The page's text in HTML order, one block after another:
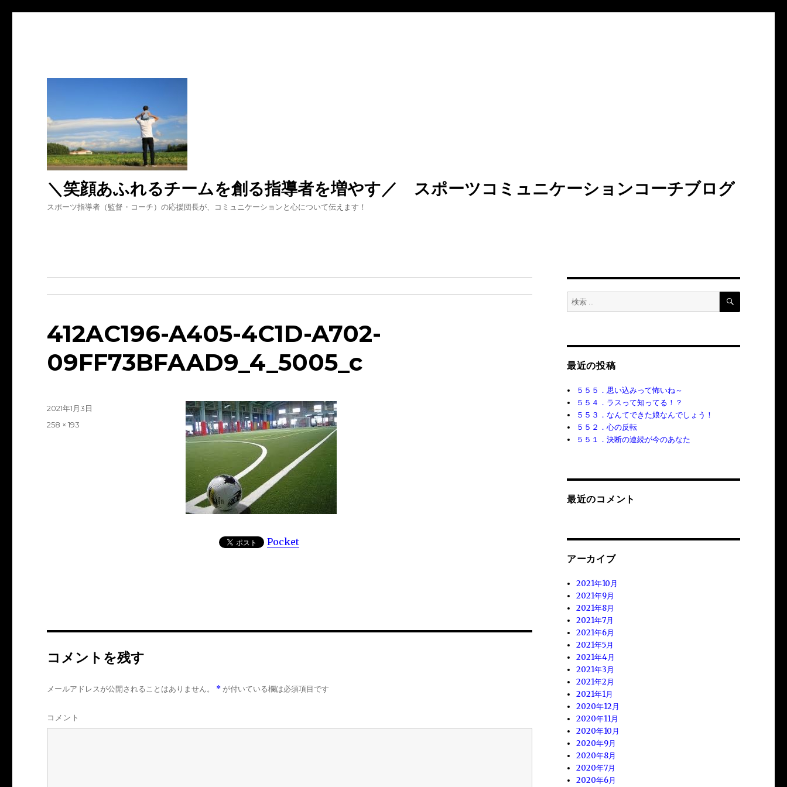
＼笑顔あふれるチームを創る指導者を増やす／ スポーツコミュニケーションコーチブログ
スポーツ指導者（監督・コーチ）の応援団長が、コミュニケーションと心について伝えます！
412AC196-A405-4C1D-A702-
09FF73BFAAD9_4_5005_c
Pocket
投
2021年1月3日
フ
258 × 193
コメントを残す
メールアドレスが公開されることはありません。 * が付いている欄は必須項目です
コメント
検
索:
検
最近の投稿
５５５．思い込みって怖いね～
５５４．ラスって知ってる！？
５５３．なんてできた娘なんでしょう！
５５２．心の反転
５５１．決断の連続が今のあなた
最近のコメント
アーカイブ
2021年10月
2021年9月
2021年8月
2021年7月
2021年6月
2021年5月
2021年4月
2021年3月
2021年2月
2021年1月
2020年12月
2020年11月
2020年10月
2020年9月
2020年8月
2020年7月
2020年6月